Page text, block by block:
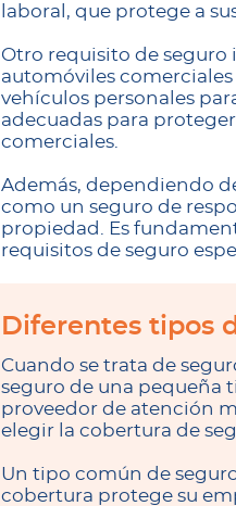
laboral, que protege a
Otro requisito de seguro
automóviles comerciales
vehículos personales
adecuadas para
comerciales.
Además, dependiendo
como un seguro de
propiedad. Es
requisitos de seguro
Diferentes tipos
Cuando se trata de
seguro de una pequeña
proveedor de atención
elegir la cobertura de
Un tipo común de
cobertura protege su